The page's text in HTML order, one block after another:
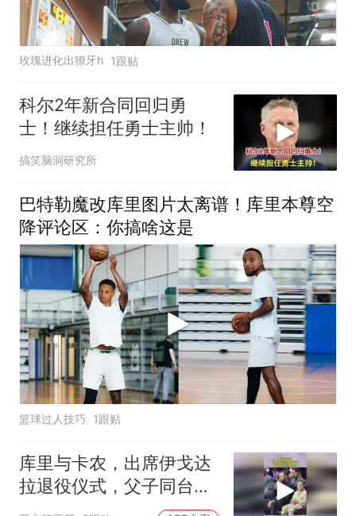
玫瑰进化出獠牙h 1跟贴
科尔2年新合同回归勇
士！继续担任勇士主帅！
搞笑脑洞研究所
巴特勒魔改库里图片太离谱！库里本尊空
降评论区：你搞啥这是
篮球过人技巧 1跟贴
库里与卡农，出席伊戈达
拉退役仪式，父子同台互
动太有爱